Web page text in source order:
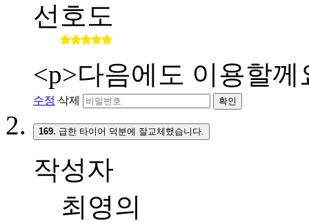
선호도
<p>다음에도 이용할께
수정 삭제 확인
169. 급한 타이어 덕분에 잘교체했습니다.
작성자
최영의